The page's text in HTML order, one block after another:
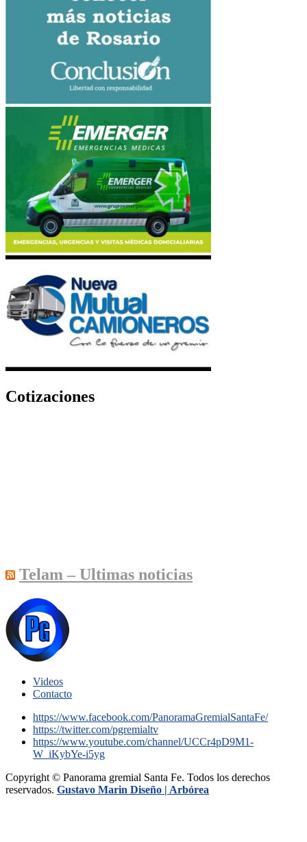
Cotizaciones
Telam – Ultimas noticias
Videos
Contacto
https://www.facebook.com/PanoramaGremialSantaFe/
https://twitter.com/pgremialtv
https://www.youtube.com/channel/UCCr4pD9M1-
W_iKybYe-i5yg
Copyright © Panorama gremial Santa Fe. Todos los derechos
reservados. Gustavo Marin Diseño | Arbórea